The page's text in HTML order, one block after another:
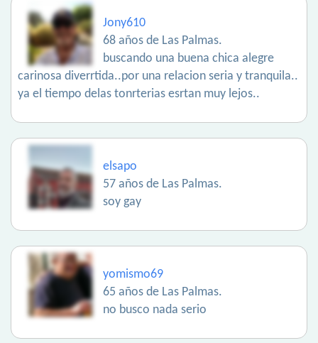
Jony610
68 años de Las Palmas.
buscando una buena chica alegre
carinosa diverrtida..por una relacion seria y tranquila..
ya el tiempo delas tonrterias esrtan muy lejos..
elsapo
57 años de Las Palmas.
soy gay
yomismo69
65 años de Las Palmas.
no busco nada serio